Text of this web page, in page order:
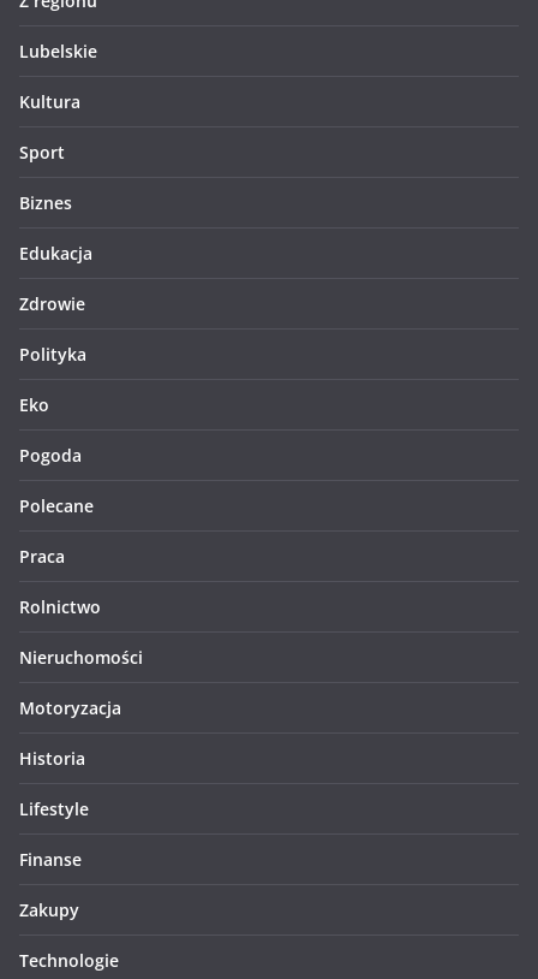
Lubelskie
Kultura
Sport
Biznes
Edukacja
Zdrowie
Polityka
Eko
Pogoda
Polecane
Praca
Rolnictwo
Nieruchomości
Motoryzacja
Historia
Lifestyle
Finanse
Zakupy
Technologie